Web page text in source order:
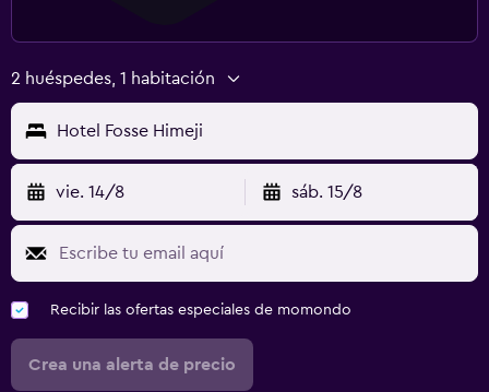
2 huéspedes, 1 habitación
Hotel Fosse Himeji
vie. 14/8 sáb. 15/8
Recibir las ofertas especiales de momondo
Crea una alerta de precio